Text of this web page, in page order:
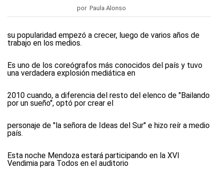
por Paula Alonso
su popularidad empezó a crecer, luego de varios años de
trabajo en los medios.
Es uno de los coreógrafos más conocidos del país y tuvo
una verdadera explosión mediática en
2010 cuando, a diferencia del resto del elenco de "Bailando
por un sueño", optó por crear el
personaje de "la señora de Ideas del Sur" e hizo reír a medio
país.
Esta noche Mendoza estará participando en la XVI
Vendimia para Todos en el auditorio